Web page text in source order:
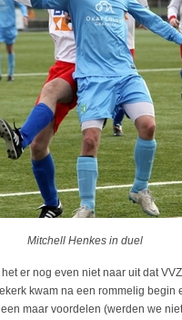
in duel
het er nog even niet naar uit dat
kwam na een rommelig
maar voordelen (werden we